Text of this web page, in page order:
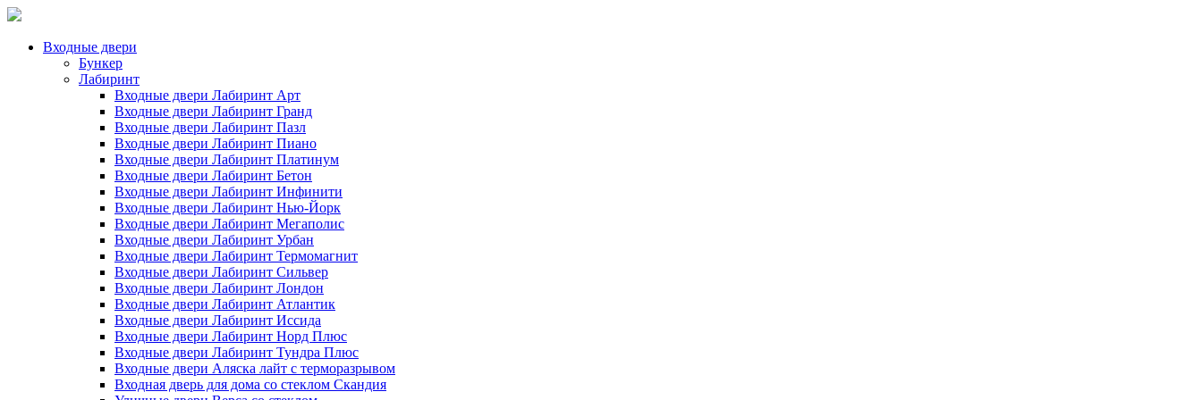
Входные двери
Бункер
Лабиринт
Входные двери Лабиринт Арт
Входные двери Лабиринт Гранд
Входные двери Лабиринт Пазл
Входные двери Лабиринт Пиано
Входные двери Лабиринт Платинум
Входные двери Лабиринт Бетон
Входные двери Лабиринт Инфинити
Входные двери Лабиринт Нью-Йорк
Входные двери Лабиринт Мегаполис
Входные двери Лабиринт Урбан
Входные двери Лабиринт Термомагнит
Входные двери Лабиринт Сильвер
Входные двери Лабиринт Лондон
Входные двери Лабиринт Атлантик
Входные двери Лабиринт Иссида
Входные двери Лабиринт Норд Плюс
Входные двери Лабиринт Тундра Плюс
Входные двери Аляска лайт с терморазрывом
Входная дверь для дома со стеклом Скандия